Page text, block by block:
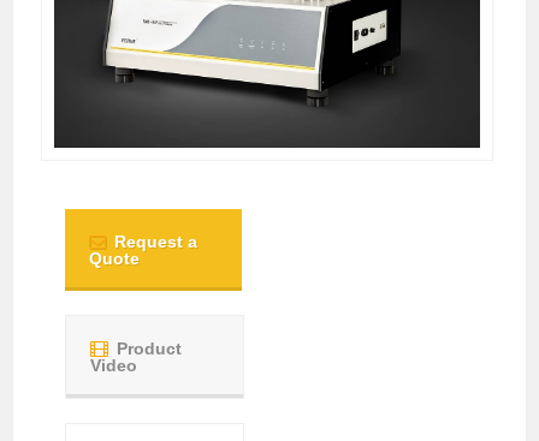
Request a
Quote
Product
Video